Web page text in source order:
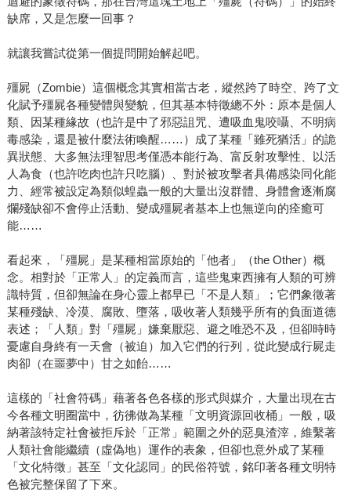
缺席，又是怎麼一回事？
就讓我嘗試從第一個提問開始解起吧。
殭屍（Zombie）這個概念其實相當古老，縱然跨了時空、跨了文
化賦予殭屍各種變體與變貌，但其基本特徵總不外：原本是個人
類、因某種緣故（也許是中了邪惡詛咒、遭吸血鬼咬囁、不明病
毒感染，還是被什麼法術喚醒……）成了某種「雖死猶活」的詭
異狀態、大多無法理智思考僅憑本能行為、富反射攻擊性、以活
人為食（也許吃肉也許只吃腦）、對於被攻擊者具備感染同化能
力、經常被設定為類似蝗蟲一般的大量出沒群體、身體會逐漸腐
爛殘缺卻不會停止活動、變成殭屍者基本上也無逆向的痊癒可
能……
看起來，「殭屍」是某種相當原始的「他者」（the Other）概
念。相對於「正常人」的定義而言，這些鬼東西擁有人類的可辨
識特質，但卻無論在身心靈上都早已「不是人類」；它們象徵著
某種殘缺、冷漠、腐敗、墮落，吸收著人類幾乎所有的負面道德
表述；「人類」對「殭屍」嫌棄厭惡、避之唯恐不及，但卻時時
憂慮自身終有一天會（被迫）加入它們的行列，從此變成行屍走
肉卻（在噩夢中）甘之如飴……
這樣的「社會符碼」藉著各色各樣的形式與媒介，大量出現在古
今各種文明圈當中，彷彿做為某種「文明資源回收桶」一般，吸
納著該特定社會被拒斥於「正常」範圍之外的惡臭渣滓，維繫著
人類社會能繼續（虛偽地）運作的表象，但卻也意外成了某種
「文化特徵」甚至「文化認同」的民俗符號，銘印著各種文明特
色被完整保留了下來。